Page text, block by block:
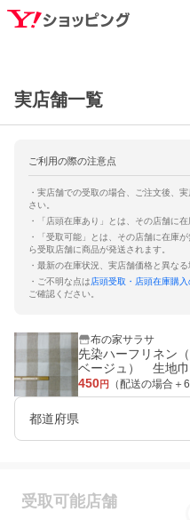
実店舗一覧
ご利用の際の注意点
・実店舗での受取の場合、ご注文後、
さい。
・「店頭在庫あり」とは、その店舗に在
・「受取可能」とは、その店舗に在庫
ら受取店舗に商品が発送されます。
・最新の在庫状況、実店舗価格と異なる
・ご不明な点は店頭受取・店頭在庫購
ご確認ください。
布の家サラサ
先染ハーフリネン
ベージュ） 生地巾
価商品】
450円 （配送の場合＋
都道府県
受取可能店舗